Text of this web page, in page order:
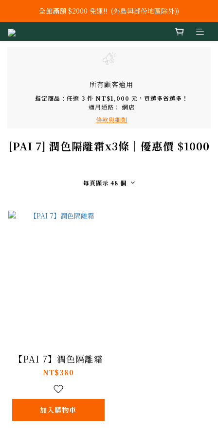
新上市【鐵 +C+ 葉酸】 膠囊
全館滿額 $2000 免運!!  (外島與部份地區除外))
新上市【鐵 +C+ 葉酸】 膠囊
所有顧客適用
指定商品：任選 3 件 NT$1,000 元，買越多省越多！
適用通路： 網店
條款與細則
[PAI 7] 潤色隔離霜x3條｜優惠價 $1000
每頁顯示 48 個
【PAI 7】潤色隔離霜
NT$380
加入購物車